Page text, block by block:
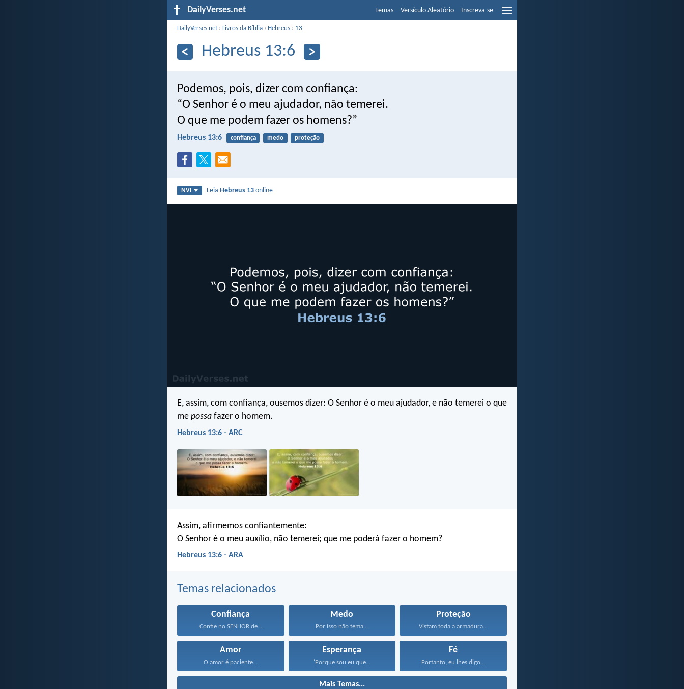
DailyVerses.net Temas Versículo Aleatório Inscreva-se
DailyVerses.net ›Livros da Bíblia › Hebreus › 13
Hebreus 13:6
Podemos, pois, dizer com confiança:
“O Senhor é o meu ajudador, não temerei.
O que me podem fazer os homens?”
Hebreus 13:6 confiança medo proteção
NVI LeiaHebreus 13 online
E, assim, com confiança, ousemos dizer: O Senhor é o meu ajudador, e não temerei o que
me possa fazer o homem.
Hebreus 13:6 - ARC
Assim, afirmemos confiantemente:
O Senhor é o meu auxílio, não temerei; que me poderá fazer o homem?
Hebreus 13:6 - ARA
Temas relacionados
Confiança
Confie no SENHOR de...
Medo
Por isso não tema...
Proteção
Vistam toda a armadura...
Amor
O amor é paciente...
Esperança
‘Porque sou eu que...
Fé
Portanto, eu lhes digo...
Mais Temas...